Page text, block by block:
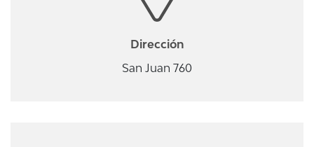
Dirección
San Juan 760